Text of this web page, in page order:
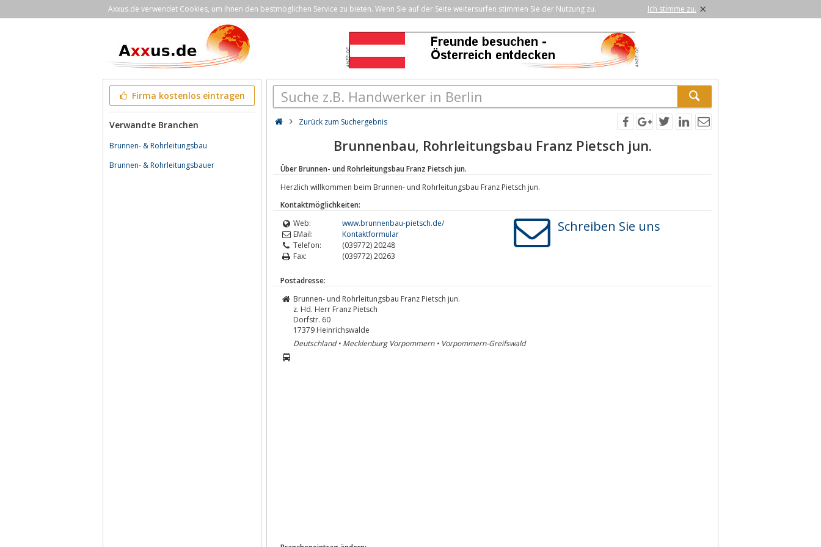
Axxus.de verwendet Cookies, um Ihnen den bestmöglichen Service zu bieten. Wenn Sie auf der Seite weitersurfen stimmen Sie der Nutzung zu. Ich stimme zu. ×
Firma kostenlos eintragen
Verwandte Branchen
Brunnen- & Rohrleitungsbau
Brunnen- & Rohrleitungsbauer
Zurück zum Suchergebnis
Brunnenbau, Rohrleitungsbau Franz Pietsch jun.
Über Brunnen- und Rohrleitungsbau Franz Pietsch jun.
Herzlich willkommen beim Brunnen- und Rohrleitungsbau Franz Pietsch jun.
Kontaktmöglichkeiten:
Web:
www.brunnenbau-pietsch.de/
EMail:
Kontaktformular
Telefon:
(039772) 20248
Fax:
(039772) 20263
Schreiben Sie uns
Postadresse:
Brunnen- und Rohrleitungsbau Franz Pietsch jun.
z. Hd. Herr Franz Pietsch
Dorfstr. 60
17379 Heinrichswalde
Deutschland • Mecklenburg Vorpommern • Vorpommern-Greifswald